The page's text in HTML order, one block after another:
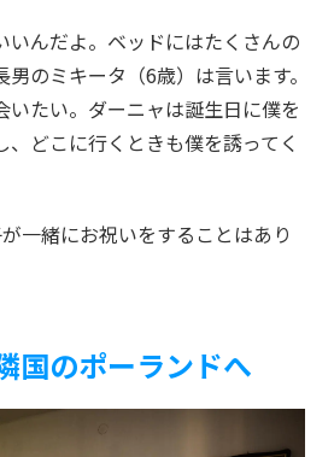
いんだよ。ベッドにはたくさんの
のミキータ（6歳）は言います。
いたい。ダーニャは誕生日に僕を
どこに行くときも僕を誘ってく
一緒にお祝いをすることはあり
国のポーランドへ